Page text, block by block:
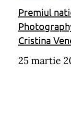
Premiul
Cristina
25 martie